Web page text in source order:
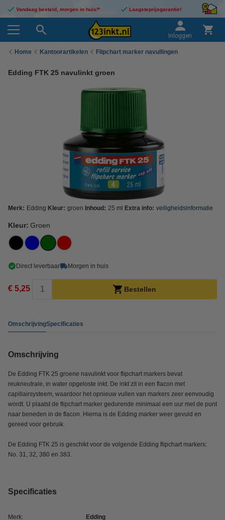
Vandaag besteld, morgen in huis!* Laagsteprijsgarantie!
Inloggen
Home Kantoorartikelen Flipchart marker navullingen
Edding FTK 25 navulinkt groen
Merk: Edding Kleur: groen Inhoud: 25 ml Extra info: veiligheidsinformatie
Kleur: Groen
Direct leverbaar Morgen in huis
€ 5,25 Bestellen
OmschrijvingSpecificaties
Omschrijving
De Edding FTK 25 groene navulinkt voor flipchart markers bevat
reukneutrale, in water opgeloste inkt. De inkt zit in een flacon met
capillairsysteem, waardoor het opnieuw vullen van markers zeer eenvoudig
wordt. U plaatst de flipchart marker gedurende minimaal een uur met de punt
naar beneden in de flacon. Hierna is de Edding marker weer gevuld en
gereed voor gebruik.
De Edding FTK 25 is geschikt voor de volgende Edding flipchart markers:
No. 31, 32, 380 en 383.
Specificaties
Merk: Edding